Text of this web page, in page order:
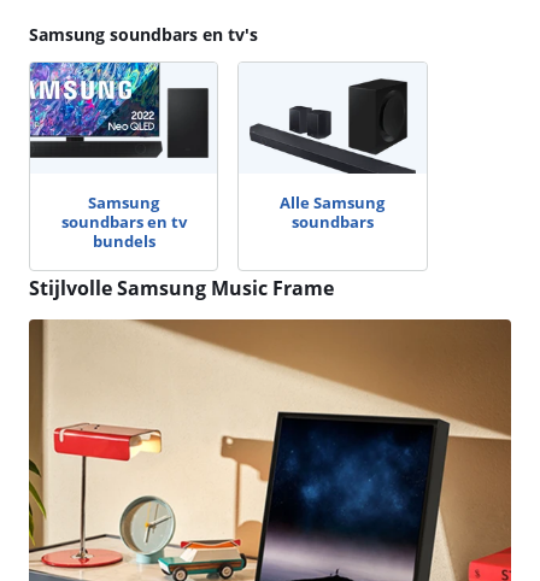
Samsung soundbars en tv's
Samsung
soundbars en tv
bundels
Alle Samsung
soundbars
Stijlvolle Samsung Music Frame